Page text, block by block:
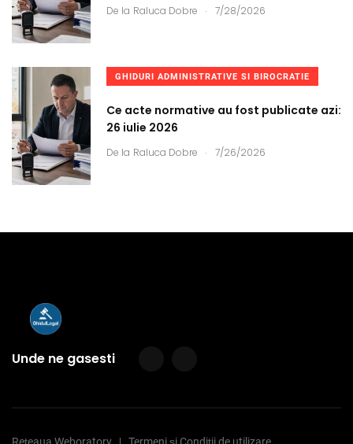
De la Raluca Dobre . 7/28/2026
GHIDURI ADMINISTRATIVE SI BIROCRATIE
Ce acte normative au fost publicate azi:
26 iulie 2026
De la Raluca Dobre . 7/26/2026
Unde ne gasesti
Rețeaua Weboratory Termeni și Condiții de utilizare